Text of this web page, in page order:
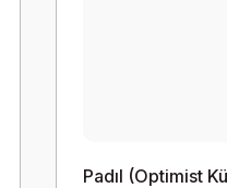
Padıl (Optimist